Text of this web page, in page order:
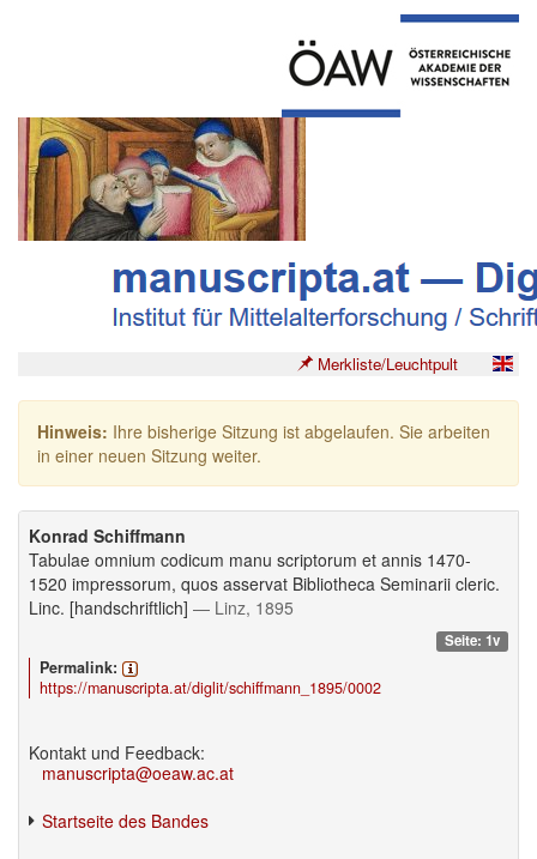
Merkliste/Leuchtpult
Hinweis: Ihre bisherige Sitzung ist abgelaufen. Sie arbeiten
in einer neuen Sitzung weiter.
Konrad Schiffmann
Tabulae omnium codicum manu scriptorum et annis 1470-
1520 impressorum, quos asservat Bibliotheca Seminarii cleric.
Linc. [handschriftlich] — Linz, 1895
Seite: 1v
Permalink:
https://manuscripta.at/diglit/schiffmann_1895/0002
Kontakt und Feedback:
manuscripta@oeaw.ac.at
Startseite des Bandes